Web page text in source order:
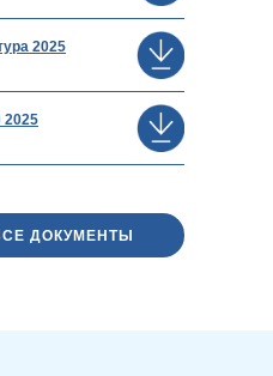
2025
2025
ДОКУМЕНТЫ